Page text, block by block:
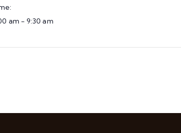
am - 9:30 am